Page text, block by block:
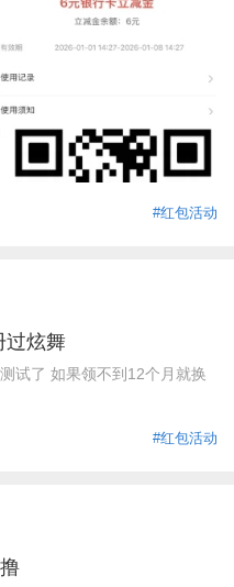
#红包活动
过炫舞
试了 如果领不到12个月就换
#红包活动